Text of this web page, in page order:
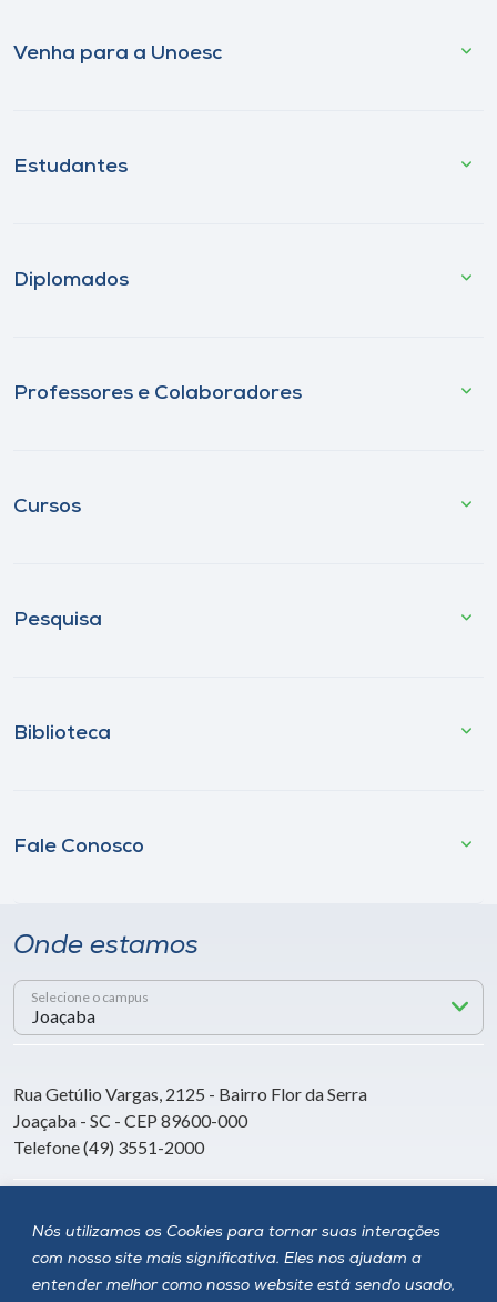
Nós utilizamos os Cookies para tornar suas interações
com nosso site mais significativa. Eles nos ajudam a
entender melhor como nosso website está sendo usado,
Venha para a Unoesc
Estudantes
Diplomados
Professores e Colaboradores
Cursos
Pesquisa
Biblioteca
Fale Conosco
Onde estamos
Selecione o campus
Rua Getúlio Vargas, 2125 - Bairro Flor da Serra
Joaçaba - SC - CEP 89600-000
Telefone (49) 3551-2000
Siga a Unoesc